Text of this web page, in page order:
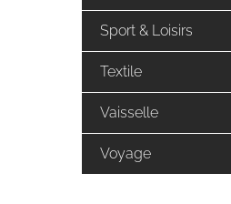
Sport & Loisirs
Textile
Vaisselle
Voyage